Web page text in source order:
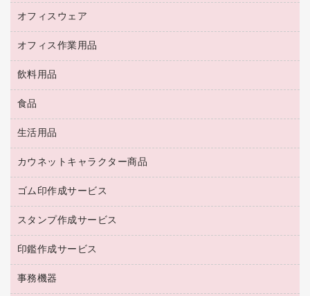
ＵＳＢハブ／ＵＳＢアクセサリー
ＯＡフィルター
ＯＡクリーナー／エアダスター
ＨＤＤ／ＳＳＤ
ディスプレイモニター
ロッカー・下駄箱
その他収納
オフィスアクセサリー
オフィスウェア
医療・介護・ワーキングウェア
ブラウス・シャツ
アウター
オフィス作業用品
養生用品
防災用品
防災用備蓄食品・飲料
台車・脚立
倉庫収納用品
作業用雑貨
梱包用品
梱包用テープ
飲料用品
緑茶飲料
茶葉・インスタント
紅茶・バラエティ飲料
レギュラーコーヒー
ミルク・シュガー
ソフトドリンク
コーヒーメーカー・備品
インスタントコーヒー
食品
食品
菓子
生活用品
浴室用品
台所用洗剤
掃除用品
掃除用洗剤
洗濯用品
消臭・芳香剤
カウネットキャラクター商品
カウネットキャラクター商品
ゴム印作成サービス
ゴム印作成サービス
ゴム印（一行印）作成サービス
ゴム印（フリーサイズ印）作成サービス
スタンプ作成サービス
シヤチハタスタンプ作成サービス
カウネットスタンプ作成サービス
印鑑作成サービス
印鑑作成サービス
事務機器